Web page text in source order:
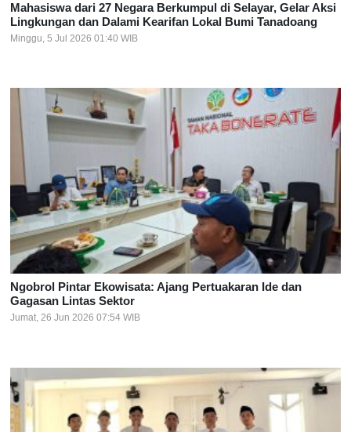
Mahasiswa dari 27 Negara Berkumpul di Selayar, Gelar Aksi
Lingkungan dan Dalami Kearifan Lokal Bumi Tanadoang
Minggu, 5 Jul 2026 01:40 WIB
Ngobrol Pintar Ekowisata: Ajang Pertuakaran Ide dan
Gagasan Lintas Sektor
Jumat, 26 Jun 2026 07:54 WIB